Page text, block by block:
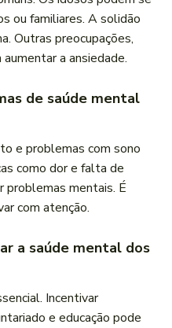
ou familiares. A solidão
Outras preocupações,
a ansiedade.
de saúde mental
e problemas com sono
como dor e falta de
problemas mentais. É
com atenção.
a saúde mental dos
Incentivar
e educação pode